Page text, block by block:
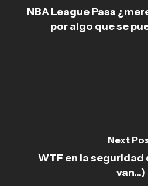
NBA League Pass
por algo que se
Next
WTF en la seguridad
van...)